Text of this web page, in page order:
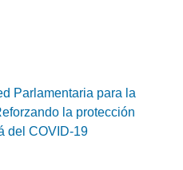
Parlamentaria para la
la protección
del COVID-19